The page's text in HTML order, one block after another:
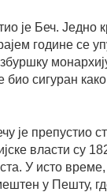
је Беч. Једно
године се
био сигуран
је препустио
власти су
У исто
у Пешту,